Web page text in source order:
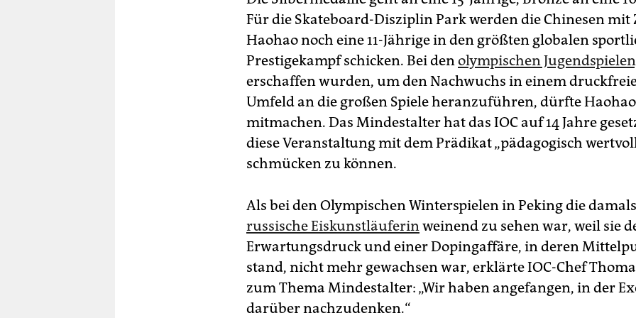
Für die Skateboard-Disziplin Park werden die Chinesen mit
Haohao noch eine 11-Jährige in den größten globalen
Prestigekampf schicken. Bei denolympischen
erschaffen wurden, um den Nachwuchs in einem
Umfeld an die großen Spiele heranzuführen, dürfte
mitmachen. Das Mindestalter hat das IOC auf 14 Jahre
diese Veranstaltung mit dem Prädikat „pädagogisch
schmücken zu können.
Als bei den Olympischen Winterspielen in Peking die
russische Eiskunstläuferinweinend zu sehen war, weil sie
Erwartungsdruck und einer Dopingaffäre, in deren
stand, nicht mehr gewachsen war, erklärte IOC-Chef
zum Thema Mindestalter: „Wir haben angefangen, in der
darüber nachzudenken.“